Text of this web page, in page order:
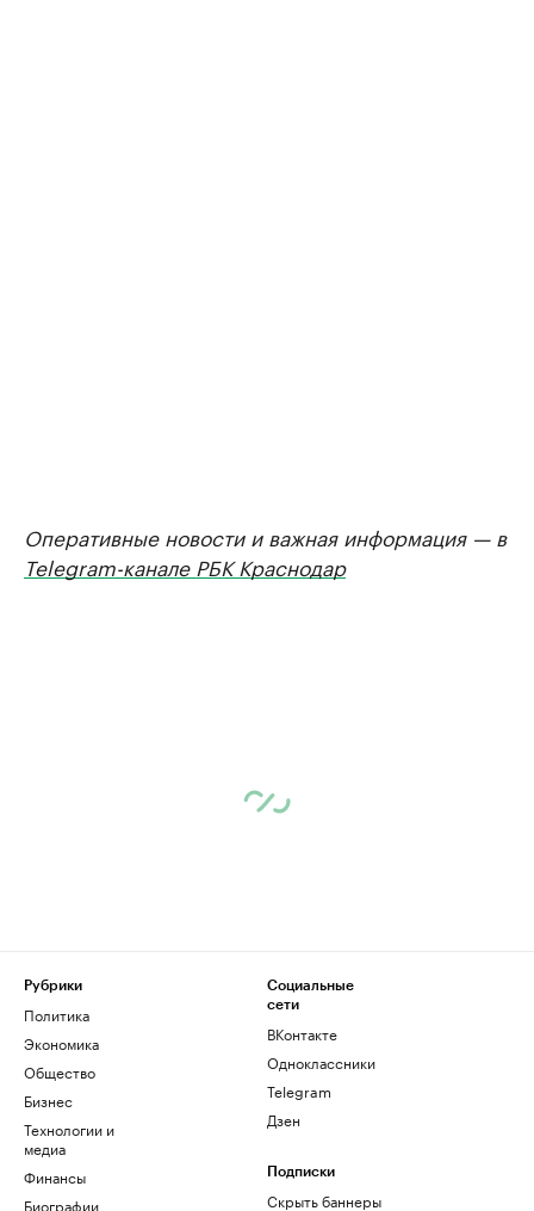
Оперативные новости и важная информация — в
Telegram-канале РБК Краснодар
Рубрики
Политика
Экономика
Общество
Бизнес
Технологии и
медиа
Финансы
Биографии
Социальные
сети
ВКонтакте
Одноклассники
Telegram
Дзен
Подписки
Скрыть баннеры